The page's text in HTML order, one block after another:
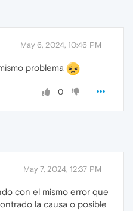
May 6, 2024, 10:46 PM
problema
0
May 7, 2024, 12:37 PM
con el mismo error que
la causa o posible